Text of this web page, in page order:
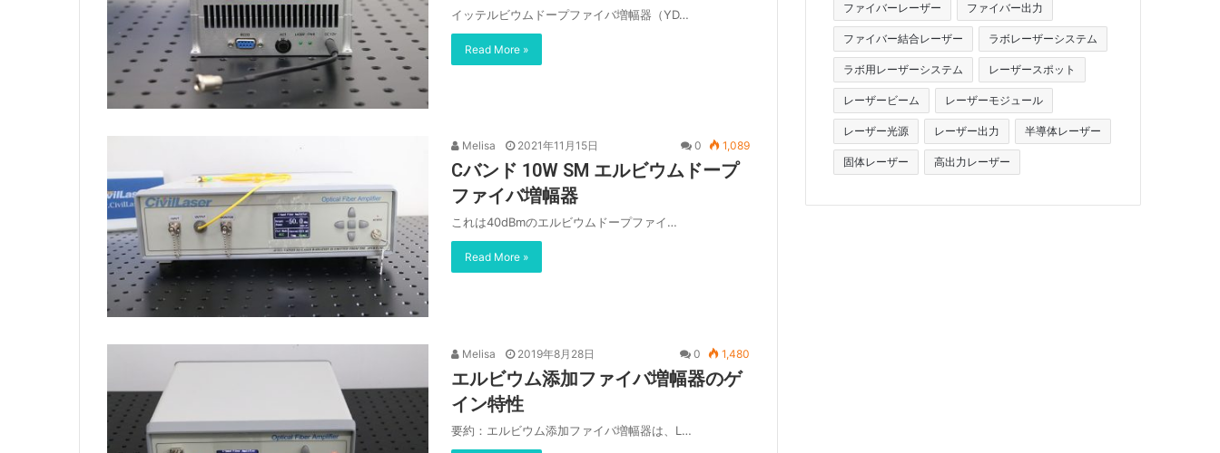
イッテルビウムドープファイバ増幅器（YD…
Read More »
Melisa 2021年11月15日 0 1,089
Cバンド 10W SM エルビウムドープ
ファイバ増幅器
これは40dBmのエルビウムドープファイ…
Read More »
Melisa 2019年8月28日 0 1,480
エルビウム添加ファイバ増幅器のゲ
イン特性
要約：エルビウム添加ファイバ増幅器は、L…
ファイバーレーザー ファイバー出力
ファイバー結合レーザー ラボレーザーシステム
ラボ用レーザーシステム レーザースポット
レーザービーム レーザーモジュール
レーザー光源 レーザー出力 半導体レーザー
固体レーザー 高出力レーザー